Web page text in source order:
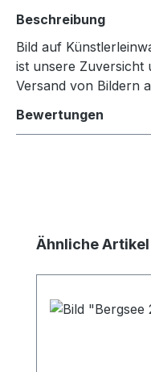
Beschreibung
Bild auf
ist unsere Zuversicht
Versand von Bildern
Bewertungen
Produktgalerie
Ähnliche Artikel